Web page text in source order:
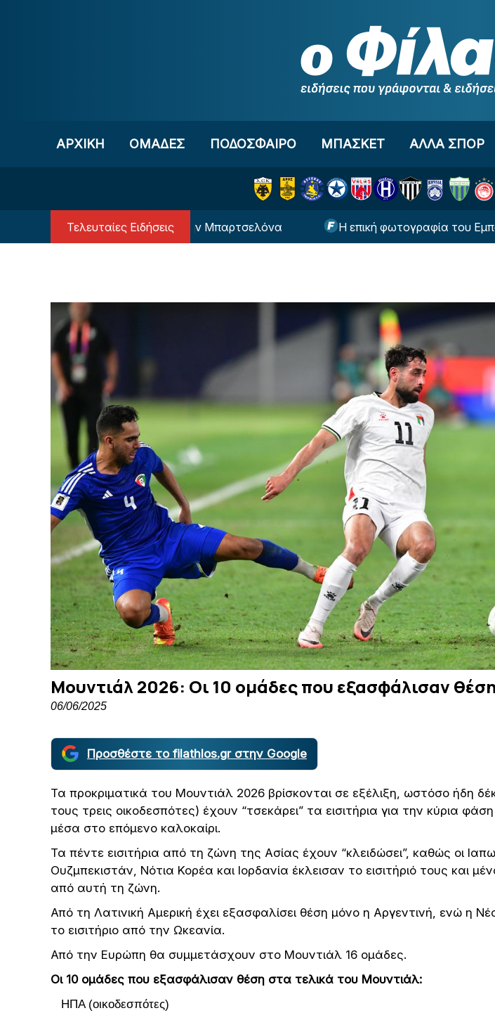
ΑΡΧΙΚΗ OΜΑΔΕΣ ΠΟΔΟΣΦΑΙΡΟ ΜΠΑΣΚΕΤ ΑΛΛΑ ΣΠΟΡ
Τελευταίες Ειδήσεις
Ο Μέσι… επιστρέφει στην Μπαρτσελόνα Η επική φωτογραφία του Εμπαπέ
Μουντιάλ 2026: Οι 10 ομάδες που εξασφάλισαν
06/06/2025
Προσθέστε το filathlos.gr στην Google
Τα προκριματικά του Μουντιάλ 2026 βρίσκονται σε εξέλιξη, ωστόσο ήδη
τους τρεις οικοδεσπότες) έχουν “τσεκάρει” τα εισιτήρια για την κύρια
μέσα στο επόμενο καλοκαίρι.
Τα πέντε εισιτήρια από τη ζώνη της Ασίας έχουν “κλειδώσει”, καθώς οι
Ουζμπεκιστάν, Νότια Κορέα και Ιορδανία έκλεισαν το εισιτήριό τους και
από αυτή τη ζώνη.
Από τη Λατινική Αμερική έχει εξασφαλίσει θέση μόνο η Αργεντινή, ενώ η
το εισιτήριο από την Ωκεανία.
Από την Ευρώπη θα συμμετάσχουν στο Μουντιάλ 16 ομάδες.
Οι 10 ομάδες που εξασφάλισαν θέση στα τελικά του Μουντιάλ:
ΗΠΑ (οικοδεσπότες)